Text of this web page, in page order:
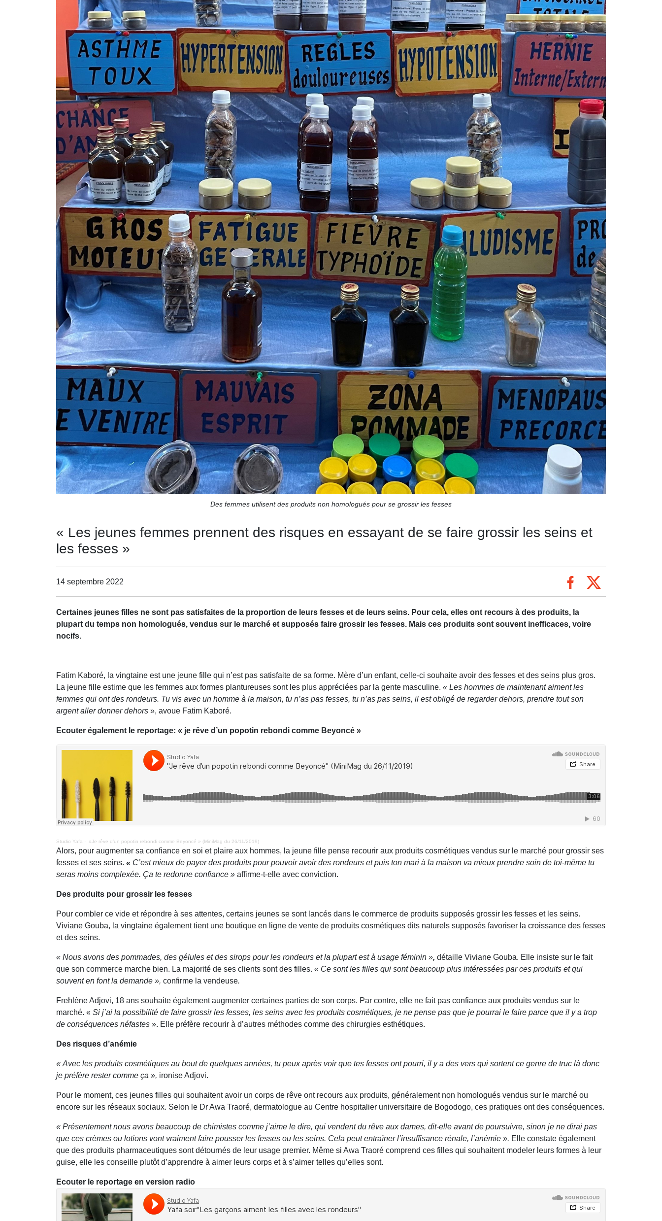
Des femmes utilisent des produits non homologués pour se grossir les fesses
« Les jeunes femmes prennent des risques en essayant de se faire grossir les seins et
les fesses »
14 septembre 2022
Certaines jeunes filles ne sont pas satisfaites de la proportion de leurs fesses et de leurs seins. Pour cela, elles ont recours à des produits, la
plupart du temps non homologués, vendus sur le marché et supposés faire grossir les fesses. Mais ces produits sont souvent inefficaces, voire
nocifs.
Fatim Kaboré, la vingtaine est une jeune fille qui n’est pas satisfaite de sa forme. Mère d’un enfant, celle-ci souhaite avoir des fesses et des seins plus gros.
La jeune fille estime que les femmes aux formes plantureuses sont les plus appréciées par la gente masculine. « Les hommes de maintenant aiment les
femmes qui ont des rondeurs. Tu vis avec un homme à la maison, tu n’as pas fesses, tu n’as pas seins, il est obligé de regarder dehors, prendre tout son
argent aller donner dehors », avoue Fatim Kaboré.
Ecouter également le reportage: « je rêve d’un popotin rebondi comme Beyoncé »
Studio Yafa · »Je rêve d’un popotin rebondi comme Beyoncé » (MiniMag du 26/11/2019)
Alors, pour augmenter sa confiance en soi et plaire aux hommes, la jeune fille pense recourir aux produits cosmétiques vendus sur le marché pour grossir ses
fesses et ses seins. « C’est mieux de payer des produits pour pouvoir avoir des rondeurs et puis ton mari à la maison va mieux prendre soin de toi-même tu
seras moins complexée. Ça te redonne confiance » affirme-t-elle avec conviction.
Des produits pour grossir les fesses
Pour combler ce vide et répondre à ses attentes, certains jeunes se sont lancés dans le commerce de produits supposés grossir les fesses et les seins.
Viviane Gouba, la vingtaine également tient une boutique en ligne de vente de produits cosmétiques dits naturels supposés favoriser la croissance des fesses
et des seins.
« Nous avons des pommades, des gélules et des sirops pour les rondeurs et la plupart est à usage féminin », détaille Viviane Gouba. Elle insiste sur le fait
que son commerce marche bien. La majorité de ses clients sont des filles. « Ce sont les filles qui sont beaucoup plus intéressées par ces produits et qui
souvent en font la demande », confirme la vendeuse.
Frehlène Adjovi, 18 ans souhaite également augmenter certaines parties de son corps. Par contre, elle ne fait pas confiance aux produits vendus sur le
marché. « Si j’ai la possibilité de faire grossir les fesses, les seins avec les produits cosmétiques, je ne pense pas que je pourrai le faire parce que il y a trop
de conséquences néfastes ». Elle préfère recourir à d’autres méthodes comme des chirurgies esthétiques.
Des risques d’anémie
« Avec les produits cosmétiques au bout de quelques années, tu peux après voir que tes fesses ont pourri, il y a des vers qui sortent ce genre de truc là donc
je préfère rester comme ça », ironise Adjovi.
Pour le moment, ces jeunes filles qui souhaitent avoir un corps de rêve ont recours aux produits, généralement non homologués vendus sur le marché ou
encore sur les réseaux sociaux. Selon le Dr Awa Traoré, dermatologue au Centre hospitalier universitaire de Bogodogo, ces pratiques ont des conséquences.
« Présentement nous avons beaucoup de chimistes comme j’aime le dire, qui vendent du rêve aux dames, dit-elle avant de poursuivre, sinon je ne dirai pas
que ces crèmes ou lotions vont vraiment faire pousser les fesses ou les seins. Cela peut entraîner l’insuffisance rénale, l’anémie ». Elle constate également
que des produits pharmaceutiques sont détournés de leur usage premier. Même si Awa Traoré comprend ces filles qui souhaitent modeler leurs formes à leur
guise, elle les conseille plutôt d’apprendre à aimer leurs corps et à s’aimer telles qu’elles sont.
Ecouter le reportage en version radio